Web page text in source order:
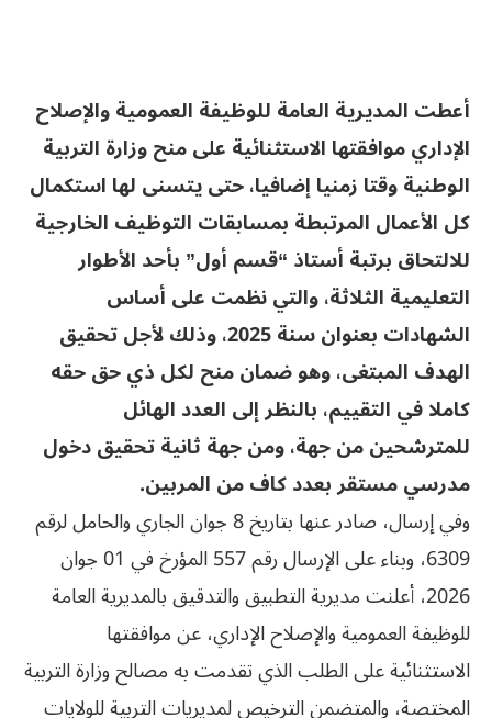
أعطت المديرية العامة للوظيفة العمومية والإصلاح
الإداري موافقتها الاستثنائية على منح وزارة التربية
الوطنية وقتا زمنيا إضافيا، حتى يتسنى لها استكمال
كل الأعمال المرتبطة بمسابقات التوظيف الخارجية
للالتحاق برتبة أستاذ “قسم أول” بأحد الأطوار
التعليمية الثلاثة، والتي نظمت على أساس
الشهادات بعنوان سنة 2025، وذلك لأجل تحقيق
الهدف المبتغى، وهو ضمان منح لكل ذي حق حقه
كاملا في التقييم، بالنظر إلى العدد الهائل
للمترشحين من جهة، ومن جهة ثانية تحقيق دخول
مدرسي مستقر بعدد كاف من المربين.
وفي إرسال، صادر عنها بتاريخ 8 جوان الجاري والحامل لرقم
6309، وبناء على الإرسال رقم 557 المؤرخ في 01 جوان
2026، أعلنت مديرية التطبيق والتدقيق بالمديرية العامة
للوظيفة العمومية والإصلاح الإداري، عن موافقتها
الاستثنائية على الطلب الذي تقدمت به مصالح وزارة التربية
المختصة، والمتضمن الترخيص لمديريات التربية للولايات